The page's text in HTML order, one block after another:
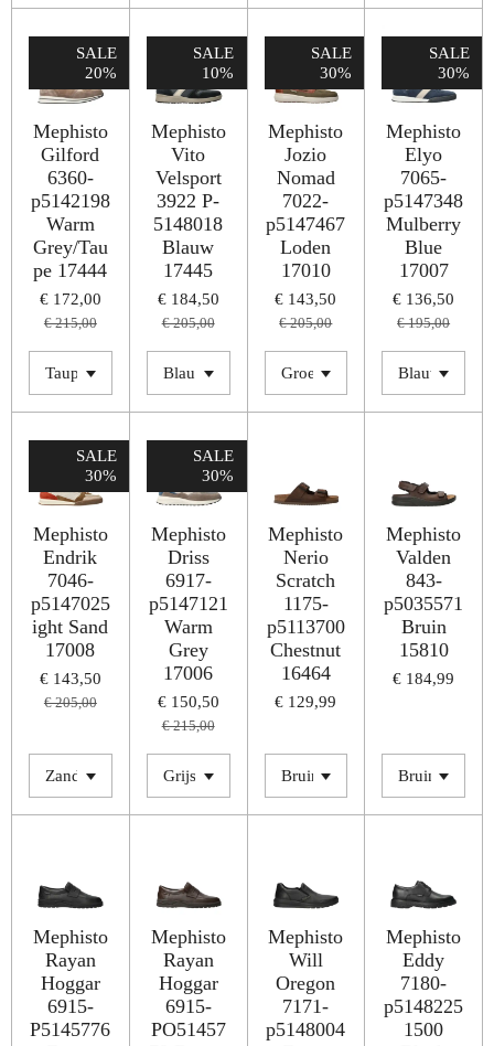
SALE
20%
Mephisto
Gilford
6360-
p5142198
Warm
Grey/Tau
pe 17444
€ 172,00
€ 215,00
SALE
10%
Mephisto
Vito
Velsport
3922 P-
5148018
Blauw
17445
€ 184,50
€ 205,00
SALE
30%
Mephisto
Jozio
Nomad
7022-
p5147467
Loden
17010
€ 143,50
€ 205,00
SALE
30%
Mephisto
Elyo
7065-
p5147348
Mulberry
Blue
17007
€ 136,50
€ 195,00
SALE
30%
Mephisto
Endrik
7046-
p5147025
ight Sand
17008
€ 143,50
€ 205,00
SALE
30%
Mephisto
Driss
6917-
p5147121
Warm
Grey
17006
€ 150,50
€ 215,00
Mephisto
Nerio
Scratch
1175-
p5113700
Chestnut
16464
€ 129,99
Mephisto
Valden
843-
p5035571
Bruin
15810
€ 184,99
Mephisto
Rayan
Hoggar
6915-
P5145776
Mephisto
Rayan
Hoggar
6915-
PO51457
Mephisto
Will
Oregon
7171-
p5148004
Mephisto
Eddy
7180-
p5148225
1500